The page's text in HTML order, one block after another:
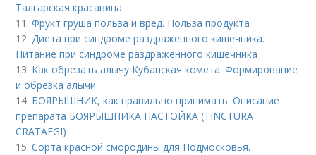
Талгарская красавица
11.Фрукт груша польза и вред. Польза продукта
12.Диета при синдроме раздраженного кишечника.
Питание при синдроме раздраженного кишечника
13. Как обрезать алычу Кубанская комета. Формирование
и обрезка алычи
14. БОЯРЫШНИК, как правильно принимать. Описание
препарата БОЯРЫШНИКА НАСТОЙКА (TINCTURA
CRATAEGI)
15.Сорта красной смородины для Подмосковья.